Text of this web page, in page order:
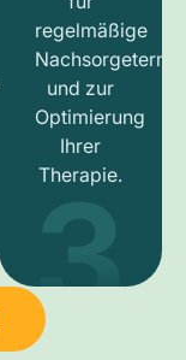
regelmäßige
und zur
Optimierung
Ihrer
Therapie.
3